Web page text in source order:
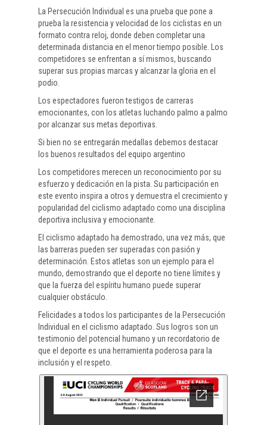
La Persecución Individual es una prueba que pone a
prueba la resistencia y velocidad de los ciclistas en un
formato contra reloj, donde deben completar una
determinada distancia en el menor tiempo posible. Los
competidores se enfrentan a sí mismos, buscando
superar sus propias marcas y alcanzar la gloria en el
podio.
Los espectadores fueron testigos de carreras
emocionantes, con los atletas luchando palmo a palmo
por alcanzar sus metas deportivas.
Si bien no se entregarán medallas debemos destacar
los buenos resultados del equipo argentino
Los competidores merecen un reconocimiento por su
esfuerzo y dedicación en la pista. Su participación en
este evento inspira a otros y demuestra el crecimiento y
popularidad del ciclismo adaptado como una disciplina
deportiva inclusiva y emocionante.
El ciclismo adaptado ha demostrado, una vez más, que
las barreras pueden ser superadas con pasión y
determinación. Estos atletas son un ejemplo para el
mundo, demostrando que el deporte no tiene límites y
que la fuerza del espíritu humano puede superar
cualquier obstáculo.
Felicidades a todos los participantes de la Persecución
Individual en el ciclismo adaptado. Sus logros son un
testimonio del potencial humano y un recordatorio de
que el deporte es una herramienta poderosa para la
inclusión y el respeto.